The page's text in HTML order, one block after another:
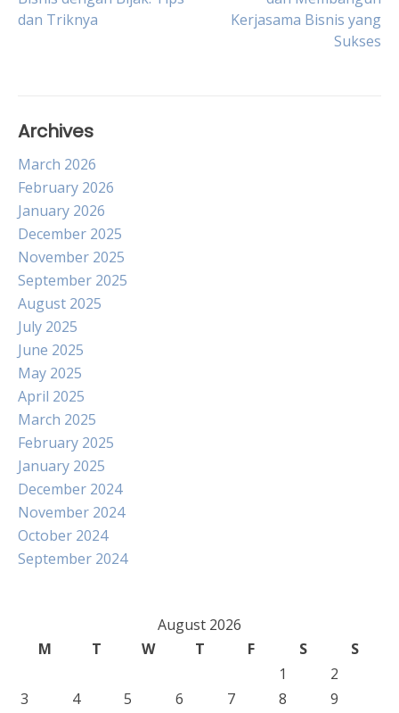
navigation
dan Triknya
Kerjasama Bisnis yang
Sukses
Archives
March 2026
February 2026
January 2026
December 2025
November 2025
September 2025
August 2025
July 2025
June 2025
May 2025
April 2025
March 2025
February 2025
January 2025
December 2024
November 2024
October 2024
September 2024
August 2026
M
T W T F S
S
1
2
3
4 5 6 7 8 9